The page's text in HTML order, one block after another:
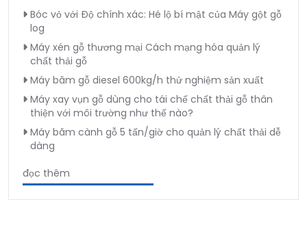
Bóc vỏ với Độ chính xác: Hé lộ bí mật của Máy gột gỗ
log
Máy xén gỗ thương mại Cách mạng hóa quản lý
chất thải gỗ
Máy băm gỗ diesel 600kg/h thử nghiệm sản xuất
Máy xay vụn gỗ dùng cho tái chế chất thải gỗ thân
thiện với môi trường như thế nào?
Máy băm cành gỗ 5 tấn/giờ cho quản lý chất thải dễ
dàng
đọc thêm